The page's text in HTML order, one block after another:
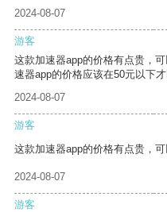
2024-08-07
游客
这款加速器app的价格有点贵，
速器app的价格应该在50元以下才
2024-08-07
游客
这款加速器app的价格有点贵，
2024-08-07
游客